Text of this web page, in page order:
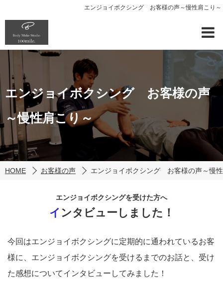
エンジョイボクシング お客様の声～慢性肩こり～
エンジョイボクシング お客様の声
～慢性肩こり～
HOME お客様の声 エンジョイボクシング お客様の声～慢
エンジョイボクシングを受けた方へ
インタビューしました！
今回はエンジョイボクシングに定期的に通われているお客
様に、エンジョイボクシングを受けるまでのお話と、受け
た感想についてインタビューしてみました！